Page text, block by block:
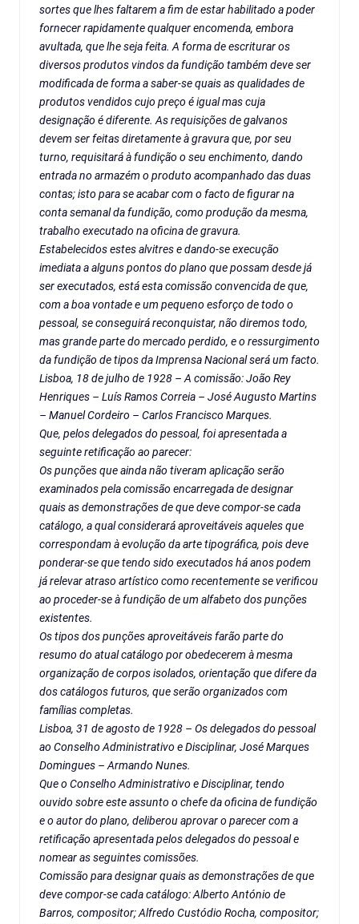
sortes que lhes faltarem a fim de estar habilitado a poder
fornecer rapidamente qualquer encomenda, embora
avultada, que lhe seja feita. A forma de escriturar os
diversos produtos vindos da fundição também deve ser
modificada de forma a saber-se quais as qualidades de
produtos vendidos cujo preço é igual mas cuja
designação é diferente. As requisições de galvanos
devem ser feitas diretamente à gravura que, por seu
turno, requisitará à fundição o seu enchimento, dando
entrada no armazém o produto acompanhado das duas
contas; isto para se acabar com o facto de figurar na
conta semanal da fundição, como produção da mesma,
trabalho executado na oficina de gravura.
Estabelecidos estes alvitres e dando-se execução
imediata a alguns pontos do plano que possam desde já
ser executados, está esta comissão convencida de que,
com a boa vontade e um pequeno esforço de todo o
pessoal, se conseguirá reconquistar, não diremos todo,
mas grande parte do mercado perdido, e o ressurgimento
da fundição de tipos da Imprensa Nacional será um facto.
Lisboa, 18 de julho de 1928 – A comissão: João Rey
Henriques – Luís Ramos Correia – José Augusto Martins
– Manuel Cordeiro – Carlos Francisco Marques.
Que, pelos delegados do pessoal, foi apresentada a
seguinte retificação ao parecer:
Os punções que ainda não tiveram aplicação serão
examinados pela comissão encarregada de designar
quais as demonstrações de que deve compor-se cada
catálogo, a qual considerará aproveitáveis aqueles que
correspondam à evolução da arte tipográfica, pois deve
ponderar-se que tendo sido executados há anos podem
já relevar atraso artístico como recentemente se verificou
ao proceder-se à fundição de um alfabeto dos punções
existentes.
Os tipos dos punções aproveitáveis farão parte do
resumo do atual catálogo por obedecerem à mesma
organização de corpos isolados, orientação que difere da
dos catálogos futuros, que serão organizados com
famílias completas.
Lisboa, 31 de agosto de 1928 – Os delegados do pessoal
ao Conselho Administrativo e Disciplinar, José Marques
Domingues – Armando Nunes.
Que o Conselho Administrativo e Disciplinar, tendo
ouvido sobre este assunto o chefe da oficina de fundição
e o autor do plano, deliberou aprovar o parecer com a
retificação apresentada pelos delegados do pessoal e
nomear as seguintes comissões.
Comissão para designar quais as demonstrações de que
deve compor-se cada catálogo: Alberto António de
Barros, compositor; Alfredo Custódio Rocha, compositor;